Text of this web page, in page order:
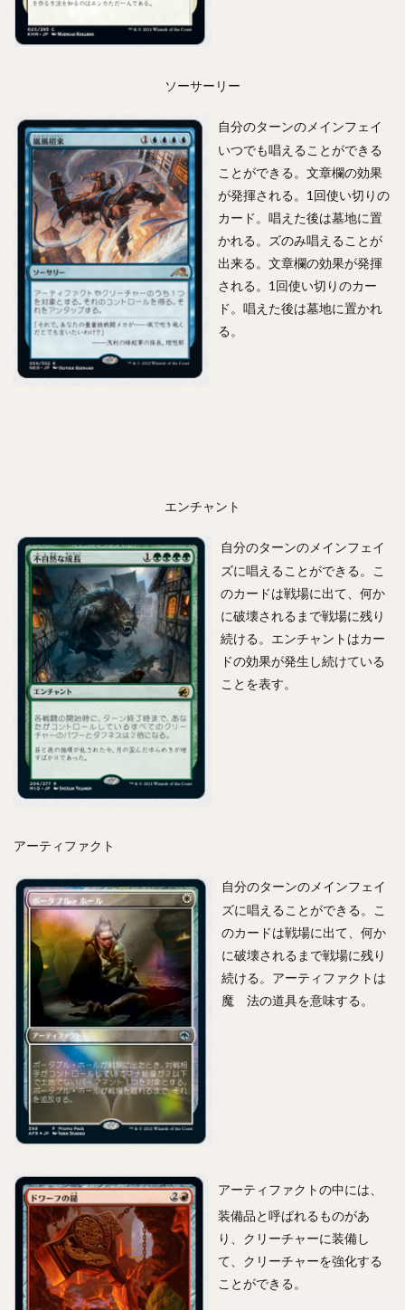
ソーサーリー
自分のターンのメインフェイ
いつでも唱えることができる
ことができる。文章欄の効果
が発揮される。1回使い切りの
カード。唱えた後は墓地に置
かれる。ズのみ唱えることが
出来る。文章欄の効果が発揮
される。1回使い切りのカー
ド。唱えた後は墓地に置かれ
る。
エンチャント
自分のターンのメインフェイ
ズに唱えることができる。こ
のカードは戦場に出て、何か
に破壊されるまで戦場に残り
続ける。エンチャントはカー
ドの効果が発生し続けている
ことを表す。
アーティファクト
自分のターンのメインフェイ
ズに唱えることができる。こ
のカードは戦場に出て、何か
に破壊されるまで戦場に残り
続ける。アーティファクトは
魔 法の道具を意味する。
アーティファクトの中には、
装備品と呼ばれるものがあ
り、クリーチャーに装備し
て、クリーチャーを強化する
ことができる。